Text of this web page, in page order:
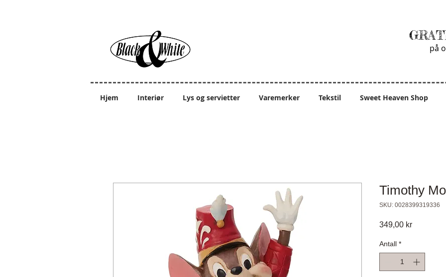
på
Hjem Interiør Lys og servietter Varemerker Tekstil Sweet Heaven Shop
Timothy
SKU: 0028399319336
349,00 krPris
Antall *